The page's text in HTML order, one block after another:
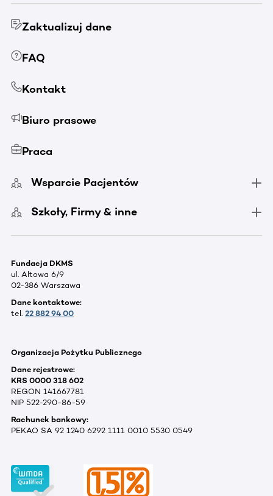
Zaktualizuj dane
FAQ
Kontakt
Biuro prasowe
Praca
Wsparcie Pacjentów
Szkoły, Firmy & inne
Fundacja DKMS
ul. Altowa 6/9
02-386 Warszawa
Dane kontaktowe:
tel. 22 882 94 00
Organizacja Pożytku Publicznego
Dane rejestrowe:
KRS 0000 318 602
REGON 141667781
NIP 522-290-86-59
Rachunek bankowy:
PEKAO SA 92 1240 6292 1111 0010 5530 0549